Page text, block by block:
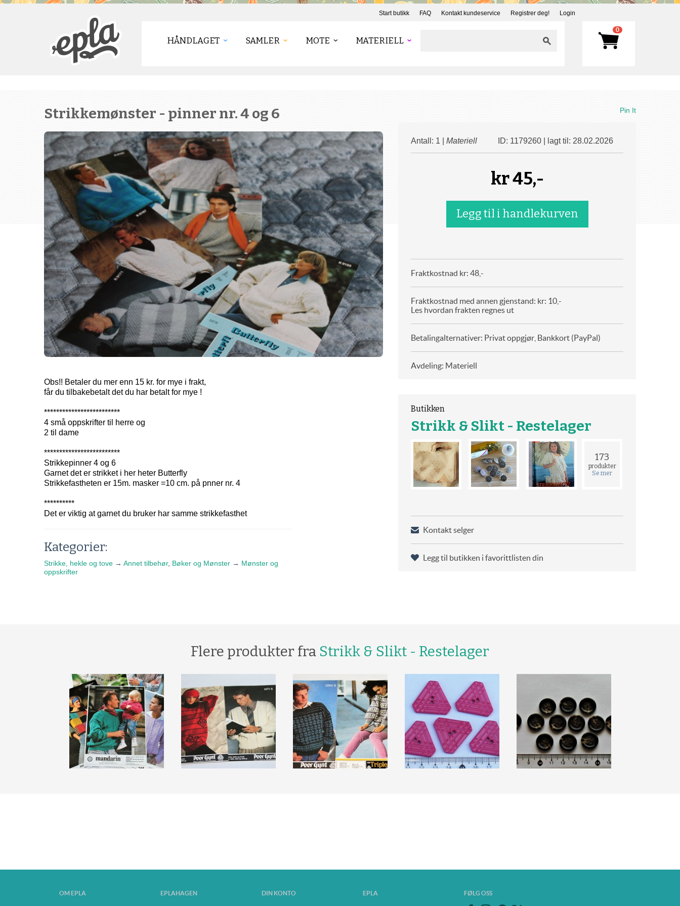
Start butikk FAQ Kontakt kundeservice Registrer deg! Login
HÅNDLAGET SAMLER MOTE MATERIELL
0
Strikkemønster - pinner nr. 4 og 6
Obs!! Betaler du mer enn 15 kr. for mye i frakt,
får du tilbakebetalt det du har betalt for mye !
*************************
4 små oppskrifter til herre og
2 til dame
*************************
Strikkepinner 4 og 6
Garnet det er strikket i her heter Butterfly
Strikkefastheten er 15m. masker =10 cm. på pnner nr. 4
**********
Det er viktig at garnet du bruker har samme strikkefasthet
Kategorier:
Strikke, hekle og tove → Annet tilbehør, Bøker og Mønster → Mønster og
oppskrifter
Pin It
Antall: 1 | Materiell ID: 1179260 | lagt til: 28.02.2026
kr45,-
Fraktkostnad kr: 48,-
Fraktkostnad med annen gjenstand: kr: 10,-
Les hvordan frakten regnes ut
Betalingalternativer: Privat oppgjør, Bankkort (PayPal)
Avdeling: Materiell
Butikken
Strikk & Slikt - Restelager
173
produkter
Se mer
Kontakt selger
Legg til butikken i favorittlisten din
Flere produkter fra Strikk & Slikt - Restelager
OM EPLA EPLAHAGEN DIN KONTO EPLA FØLG OSS